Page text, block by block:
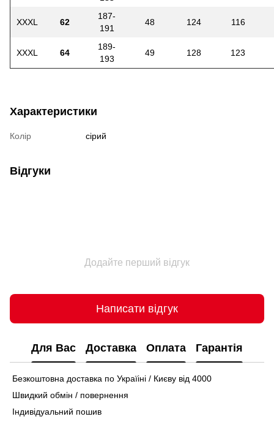
XXXL 62
187-
191
48 124 116
XXXL 64
189-
193
49 128 123
Характеристики
Колір сірий
Відгуки
Додайте перший відгук
Написати відгук
Для Вас Доставка Оплата Гарантія
Безкоштовна доставка по Україіні / Києву від 4000
Швидкий обмін / повернення
Індивідуальний пошив